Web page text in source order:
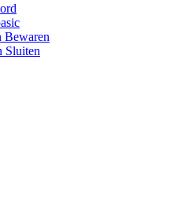
Bewaren
Sluiten